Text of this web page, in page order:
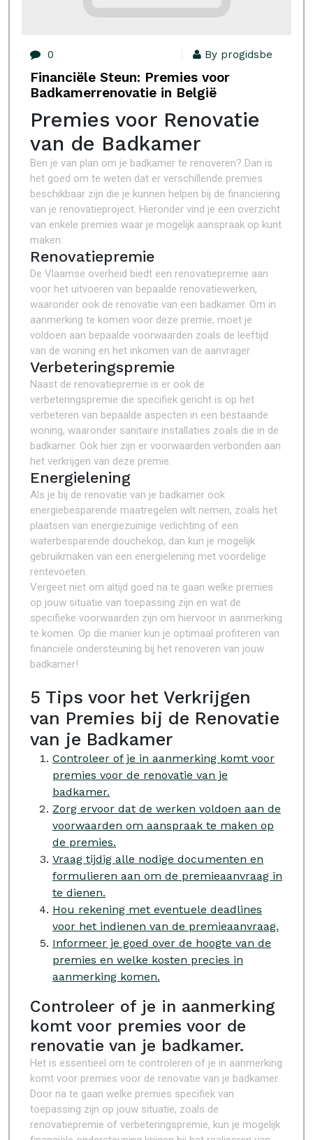
0 By progidsbe
Financiële Steun: Premies voor
Badkamerrenovatie in België
Premies voor Renovatie
van de Badkamer
Ben je van plan om je badkamer te renoveren? Dan is
het goed om te weten dat er verschillende premies
beschikbaar zijn die je kunnen helpen bij de financiering
van je renovatieproject. Hieronder vind je een overzicht
van enkele premies waar je mogelijk aanspraak op kunt
maken:
Renovatiepremie
De Vlaamse overheid biedt een renovatiepremie aan
voor het uitvoeren van bepaalde renovatiewerken,
waaronder ook de renovatie van een badkamer. Om in
aanmerking te komen voor deze premie, moet je
voldoen aan bepaalde voorwaarden zoals de leeftijd
van de woning en het inkomen van de aanvrager.
Verbeteringspremie
Naast de renovatiepremie is er ook de
verbeteringspremie die specifiek gericht is op het
verbeteren van bepaalde aspecten in een bestaande
woning, waaronder sanitaire installaties zoals die in de
badkamer. Ook hier zijn er voorwaarden verbonden aan
het verkrijgen van deze premie.
Energielening
Als je bij de renovatie van je badkamer ook
energiebesparende maatregelen wilt nemen, zoals het
plaatsen van energiezuinige verlichting of een
waterbesparende douchekop, dan kun je mogelijk
gebruikmaken van een energielening met voordelige
rentevoeten.
Vergeet niet om altijd goed na te gaan welke premies
op jouw situatie van toepassing zijn en wat de
specifieke voorwaarden zijn om hiervoor in aanmerking
te komen. Op die manier kun je optimaal profiteren van
financiële ondersteuning bij het renoveren van jouw
badkamer!
5 Tips voor het Verkrijgen
van Premies bij de Renovatie
van je Badkamer
Controleer of je in aanmerking komt voor
premies voor de renovatie van je
badkamer.
Zorg ervoor dat de werken voldoen aan de
voorwaarden om aanspraak te maken op
de premies.
Vraag tijdig alle nodige documenten en
formulieren aan om de premieaanvraag in
te dienen.
Hou rekening met eventuele deadlines
voor het indienen van de premieaanvraag.
Informeer je goed over de hoogte van de
premies en welke kosten precies in
aanmerking komen.
Controleer of je in aanmerking
komt voor premies voor de
renovatie van je badkamer.
Het is essentieel om te controleren of je in aanmerking
komt voor premies voor de renovatie van je badkamer.
Door na te gaan welke premies specifiek van
toepassing zijn op jouw situatie, zoals de
renovatiepremie of verbeteringspremie, kun je mogelijk